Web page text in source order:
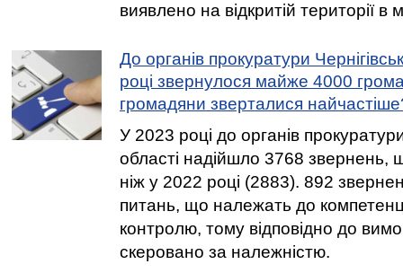
виявлено на відкритій території в
До органів прокуратури
році звернулося майже 4000
громадяни зверталися
У 2023 році до органів прокуратури
області надійшло 3768 звернень,
ніж у 2022 році (2883). 892
питань, що належать до
контролю, тому відповідно до
скеровано за належністю.